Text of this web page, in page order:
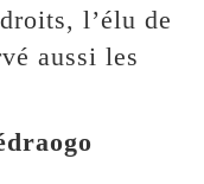
l’élu de
aussi les